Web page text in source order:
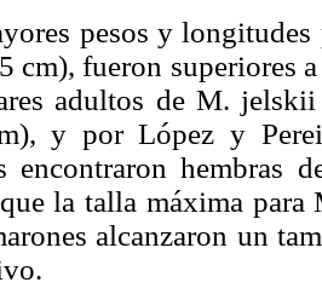
pesos y
cm), fueron superiores
adultos de M.
y por López y
encontraron hembras
la talla máxima
alcanzaron un